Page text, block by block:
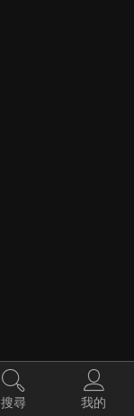
搜尋 我的